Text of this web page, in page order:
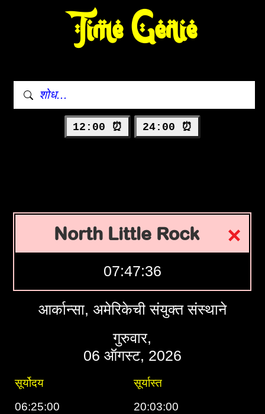
Time Genie
12:00 ⏰ 24:00 ⏰
North Little Rock
07:47:37
आर्कान्सा, अमेरिकेची संयुक्त संस्थाने
गुरुवार,
06 ऑगस्ट, 2026
सूर्योदय
सूर्यास्त
06:25:00
20:03:00